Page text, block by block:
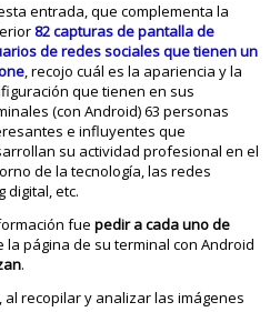
entrada, que complementa la
82 capturas de pantalla de
de redes sociales que tienen un
, recojo cuál es la apariencia y la
que tienen en sus
(con Android) 63 personas
e influyentes que
su actividad profesional en el
de la tecnología, las redes
digital, etc.
fuepedir a cada uno de
la página de su terminal con Android
.
recopilar y analizar las imágenes